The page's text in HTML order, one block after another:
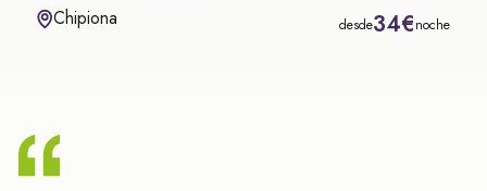
Chipiona desde34€noche